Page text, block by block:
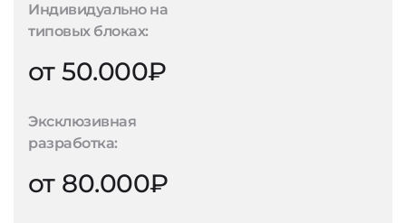
Индивидуально на
типовых блоках:
от 50.000₽
Эксклюзивная
разработка:
от 80.000₽